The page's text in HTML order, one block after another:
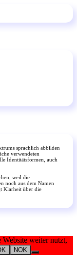
sprachlich abbilden
verwendeten
Identitätsformen, auch
weil die
noch aus dem Namen
Klarheit über die
Website weiter nutzt,
NOK